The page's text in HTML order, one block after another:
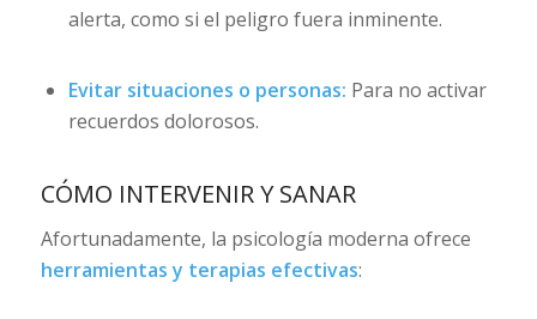
alerta, como si el peligro fuera inminente.
Evitar situaciones o personas: Para no activar
recuerdos dolorosos.
CÓMO INTERVENIR Y SANAR
Afortunadamente, la psicología moderna ofrece
herramientas y terapias efectivas: